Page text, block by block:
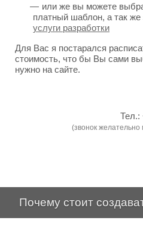
или же вы можете
платный шаблон, а так же
услуги разработки
Для Вас я постарался
стоимость, что бы Вы сами
нужно на сайте.
Тел.:
(звонок желательно
Почему стоит